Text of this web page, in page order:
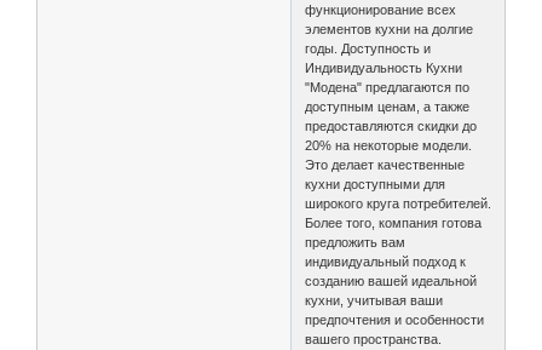
функционирование всех
элементов кухни на долгие
годы. Доступность и
Индивидуальность Кухни
"Модена" предлагаются по
доступным ценам, а также
предоставляются скидки до
20% на некоторые модели.
Это делает качественные
кухни доступными для
широкого круга потребителей.
Более того, компания готова
предложить вам
индивидуальный подход к
созданию вашей идеальной
кухни, учитывая ваши
предпочтения и особенности
вашего пространства.